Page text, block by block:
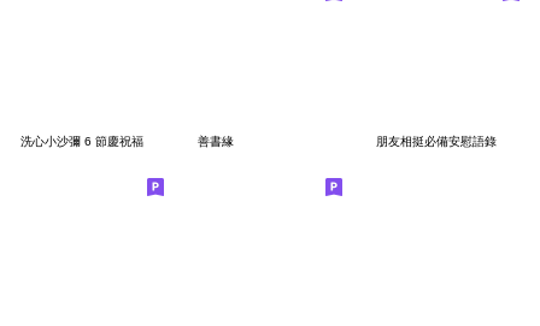
洗心小沙彌 6 節慶祝福 善書緣 朋友相挺必備安慰語錄